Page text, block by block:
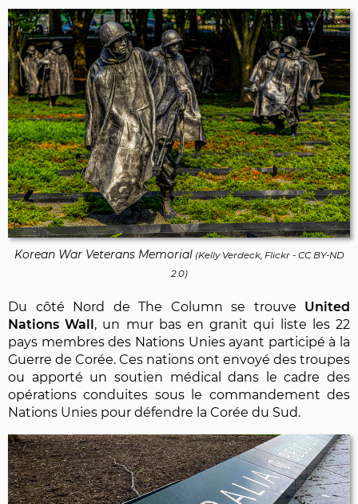
Korean War Veterans Memorial(Kelly Verdeck, Flickr- CC BY-ND
2.0)
Du côté Nord de The Column se trouve United
Nations Wall, un mur bas en granit qui liste les 22
pays membres des Nations Unies ayant participé à la
Guerre de Corée. Ces nations ont envoyé des troupes
ou apporté un soutien médical dans le cadre des
opérations conduites sous le commandement des
Nations Unies pour défendre la Corée du Sud.